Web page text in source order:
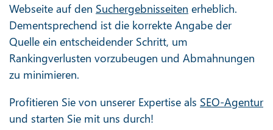
Webseite auf den Suchergebnisseiten erheblich.
Dementsprechend ist die korrekte Angabe der
Quelle ein entscheidender Schritt, um
Rankingverlusten vorzubeugen und Abmahnungen
zu minimieren.
Profitieren Sie von unserer Expertise als SEO-Agentur
und starten Sie mit uns durch!